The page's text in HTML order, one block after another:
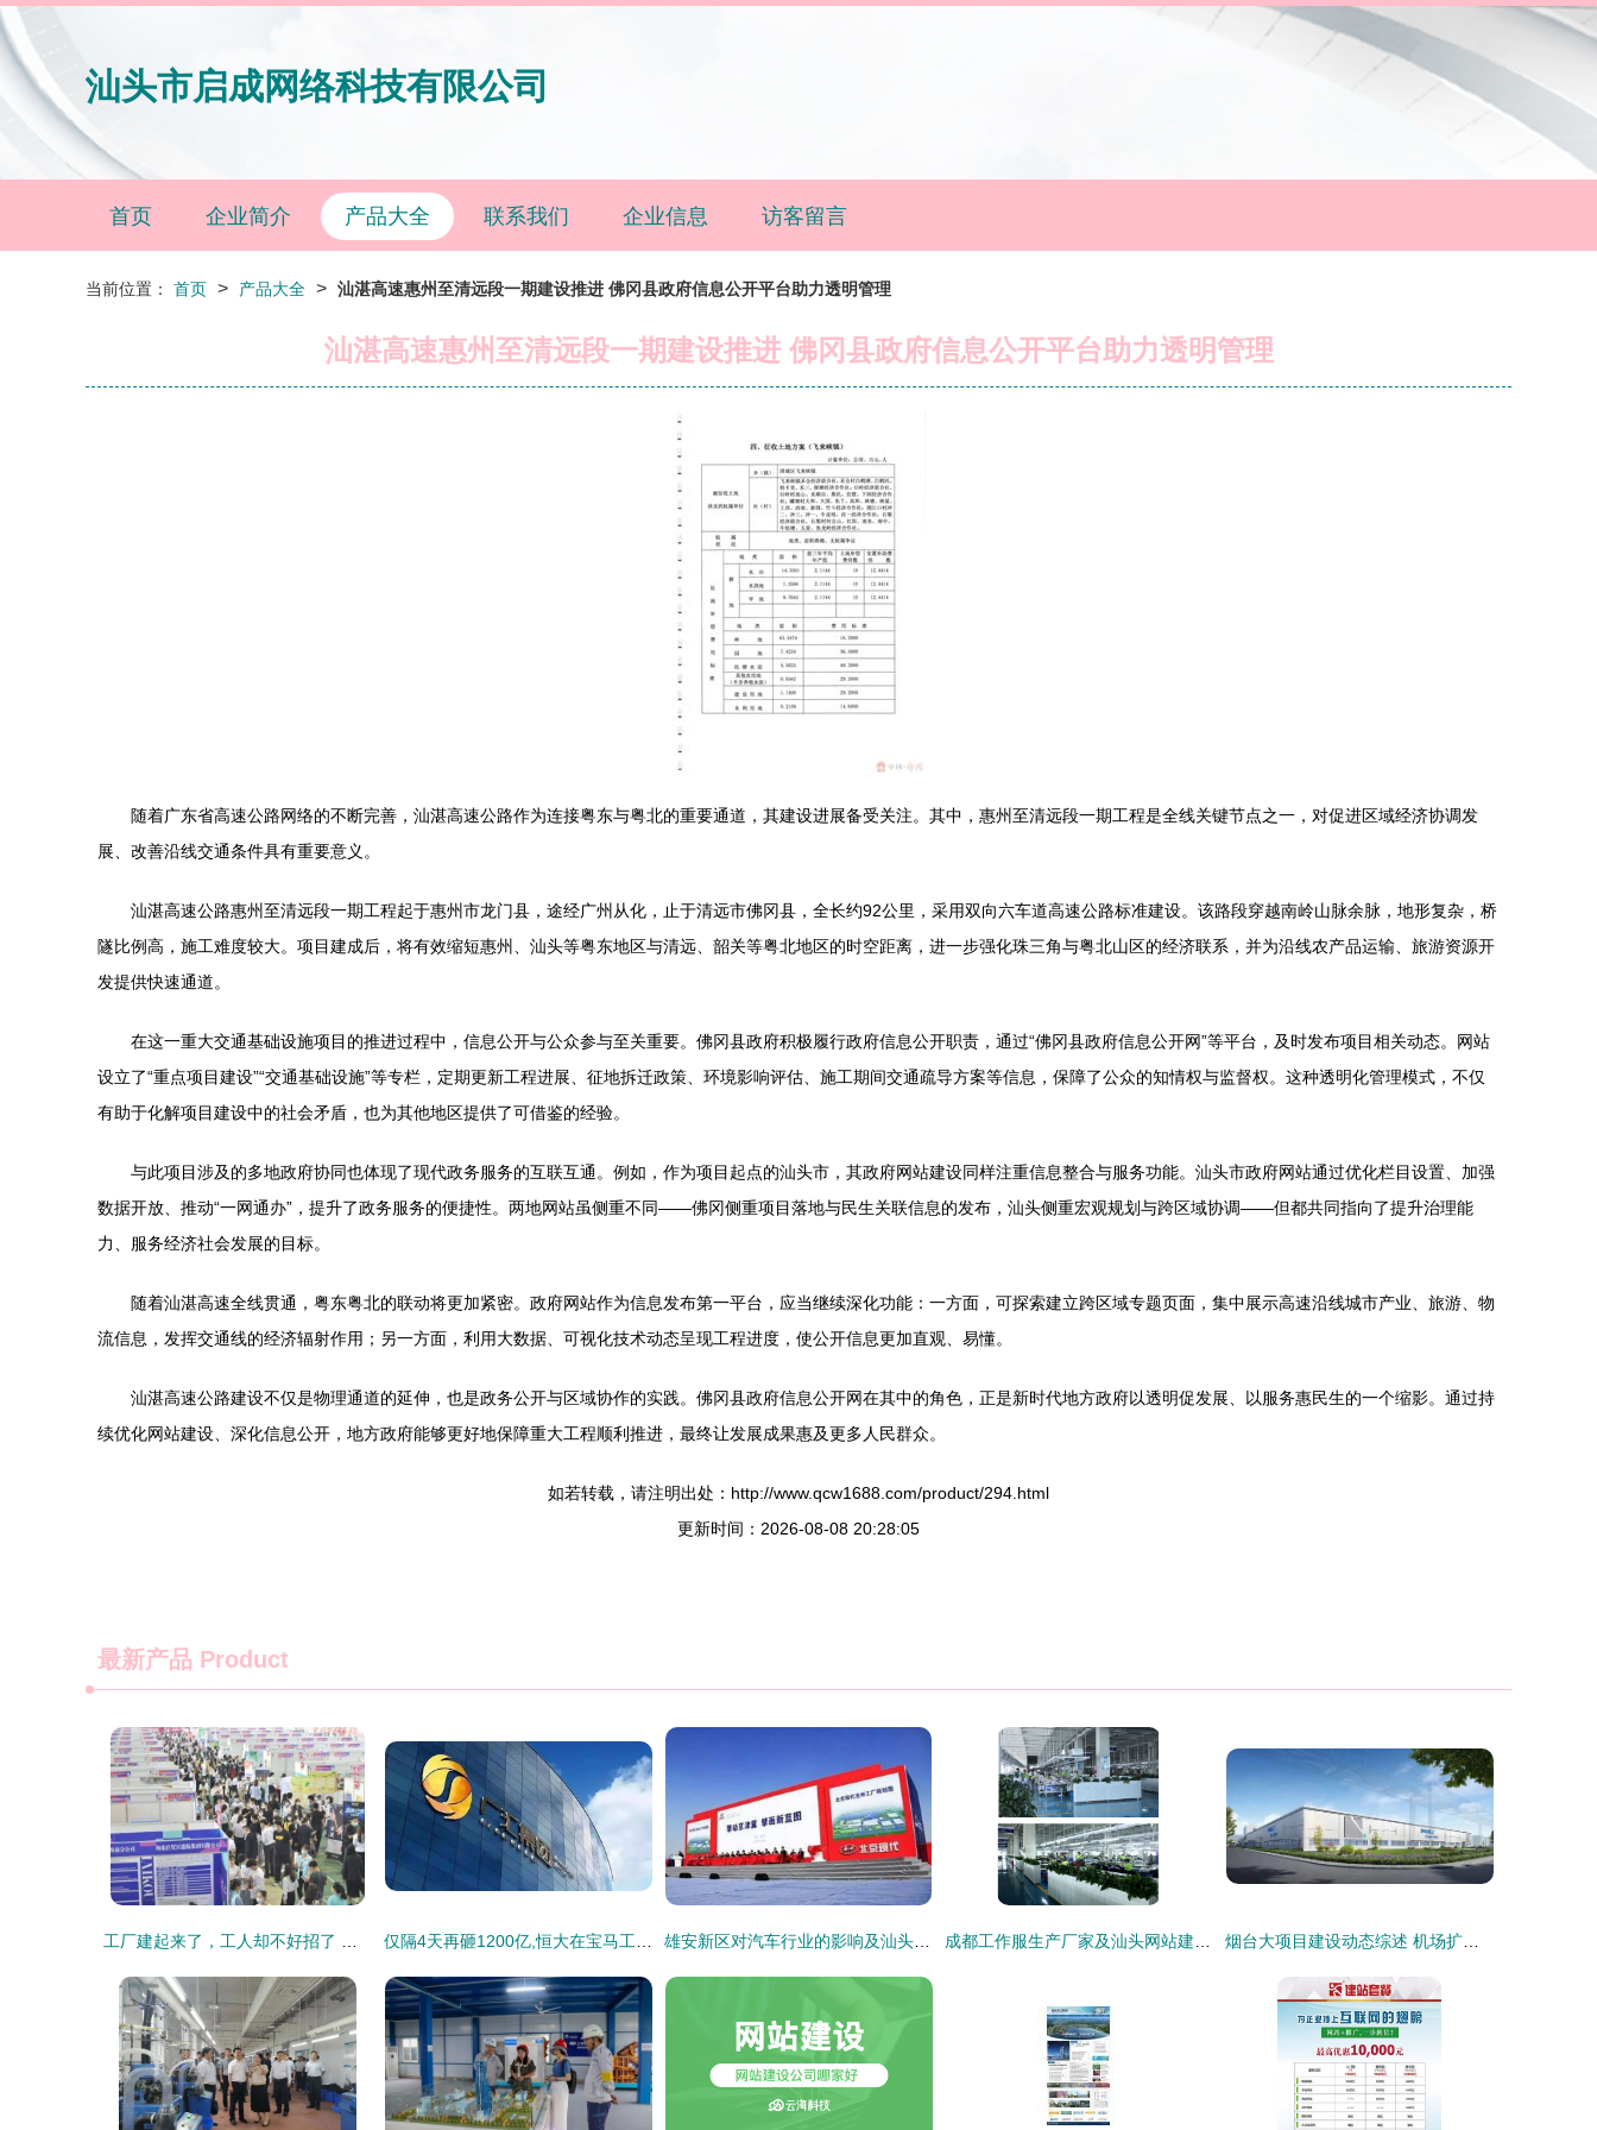
汕头市启成网络科技有限公司
首页 企业简介 产品大全 联系我们 企业信息 访客留言
当前位置： 首页 > 产品大全 > 汕湛高速惠州至清远段一期建设推进 佛冈县政府信息公开平台助力透明管理
汕湛高速惠州至清远段一期建设推进 佛冈县政府信息公开平台助力透明管理
随着广东省高速公路网络的不断完善，汕湛高速公路作为连接粤东与粤北的重要通道，其建设进展备受关注。其中，惠州至清远段一期工程是全线关键节点之一，对促进区域经济协调发
展、改善沿线交通条件具有重要意义。
汕湛高速公路惠州至清远段一期工程起于惠州市龙门县，途经广州从化，止于清远市佛冈县，全长约92公里，采用双向六车道高速公路标准建设。该路段穿越南岭山脉余脉，地形复杂，桥
隧比例高，施工难度较大。项目建成后，将有效缩短惠州、汕头等粤东地区与清远、韶关等粤北地区的时空距离，进一步强化珠三角与粤北山区的经济联系，并为沿线农产品运输、旅游资源开
发提供快速通道。
在这一重大交通基础设施项目的推进过程中，信息公开与公众参与至关重要。佛冈县政府积极履行政府信息公开职责，通过“佛冈县政府信息公开网”等平台，及时发布项目相关动态。网站
设立了“重点项目建设”“交通基础设施”等专栏，定期更新工程进展、征地拆迁政策、环境影响评估、施工期间交通疏导方案等信息，保障了公众的知情权与监督权。这种透明化管理模式，不仅
有助于化解项目建设中的社会矛盾，也为其他地区提供了可借鉴的经验。
与此项目涉及的多地政府协同也体现了现代政务服务的互联互通。例如，作为项目起点的汕头市，其政府网站建设同样注重信息整合与服务功能。汕头市政府网站通过优化栏目设置、加强
数据开放、推动“一网通办”，提升了政务服务的便捷性。两地网站虽侧重不同——佛冈侧重项目落地与民生关联信息的发布，汕头侧重宏观规划与跨区域协调——但都共同指向了提升治理能
力、服务经济社会发展的目标。
随着汕湛高速全线贯通，粤东粤北的联动将更加紧密。政府网站作为信息发布第一平台，应当继续深化功能：一方面，可探索建立跨区域专题页面，集中展示高速沿线城市产业、旅游、物
流信息，发挥交通线的经济辐射作用；另一方面，利用大数据、可视化技术动态呈现工程进度，使公开信息更加直观、易懂。
汕湛高速公路建设不仅是物理通道的延伸，也是政务公开与区域协作的实践。佛冈县政府信息公开网在其中的角色，正是新时代地方政府以透明促发展、以服务惠民生的一个缩影。通过持
续优化网站建设、深化信息公开，地方政府能够更好地保障重大工程顺利推进，最终让发展成果惠及更多人民群众。
如若转载，请注明出处：http://www.qcw1688.com/product/294.html
更新时间：2026-08-08 20:28:05
最新产品 Product